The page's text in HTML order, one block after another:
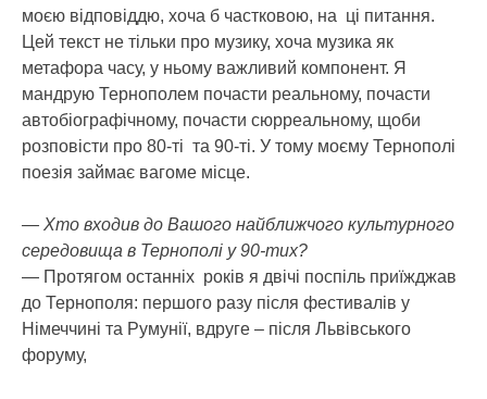
моєю відповіддю, хоча б частковою, на ці питання.
Цей текст не тільки про музику, хоча музика як
метафора часу, у ньому важливий компонент. Я
мандрую Тернополем почасти реальному, почасти
автобіографічному, почасти сюрреальному, щоби
розповісти про 80-ті та 90-ті. У тому моєму Тернополі
поезія займає вагоме місце.
— Хто входив до Вашого найближчого культурного
середовища в Тернополі у 90-тих?
— Протягом останніх років я двічі поспіль приїжджав
до Тернополя: першого разу після фестивалів у
Німеччині та Румунії, вдруге – після Львівського
форуму,